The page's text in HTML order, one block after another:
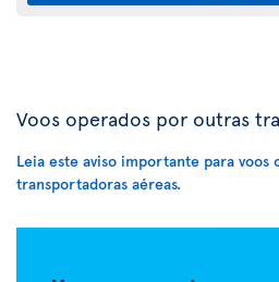
Voos operados por outras
Leia este aviso importante para voos
transportadoras aéreas.